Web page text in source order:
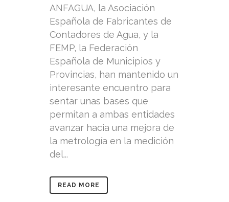
ANFAGUA, la Asociación
Española de Fabricantes de
Contadores de Agua, y la
FEMP, la Federación
Española de Municipios y
Provincias, han mantenido un
interesante encuentro para
sentar unas bases que
permitan a ambas entidades
avanzar hacia una mejora de
la metrología en la medición
del...
READ MORE